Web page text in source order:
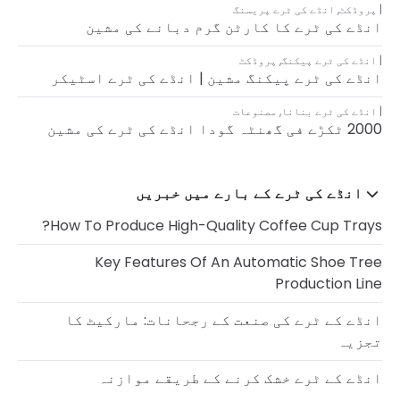
پروڈکٹ, انڈے کی ٹرے پریسنگ
انڈے کی ٹرے کا کارٹن گرم دبانے کی مشین
انڈے کی ٹرے پیکنگ, پروڈکٹ
انڈے کی ٹرے پیکنگ مشین | انڈے کی ٹرے اسٹیکر
انڈے کی ٹرے بنانا, مصنوعات
2000 ٹکڑے فی گھنٹہ گودا انڈے کی ٹرے کی مشین
انڈے کی ٹرے کے بارے میں خبریں
How To Produce High-Quality Coffee Cup Trays?
Key Features Of An Automatic Shoe Tree
Production Line
انڈے کے ٹرے کی صنعت کے رجحانات: مارکیٹ کا
تجزیہ
انڈے کے ٹرے خشک کرنے کے طریقے موازنہ